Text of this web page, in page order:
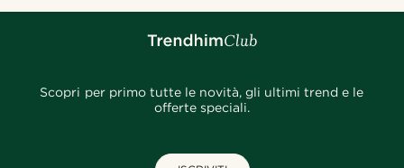
Scopri per primo tutte le novità, gli ultimi trend e le
offerte speciali.